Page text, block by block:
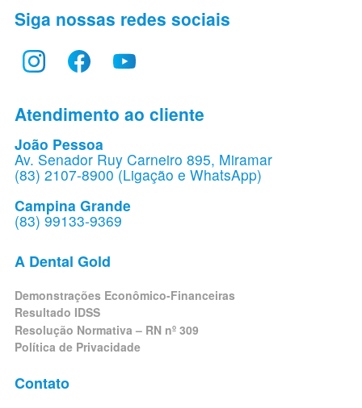
Siga nossas redes sociais
Atendimento ao cliente
João Pessoa
Av. Senador Ruy Carneiro 895, Miramar
(83) 2107-8900 (Ligação e WhatsApp)
Campina Grande
(83) 99133-9369
A Dental Gold
Demonstrações Econômico-Financeiras
Resultado IDSS
Resolução Normativa – RN nº 309
Política de Privacidade
Contato